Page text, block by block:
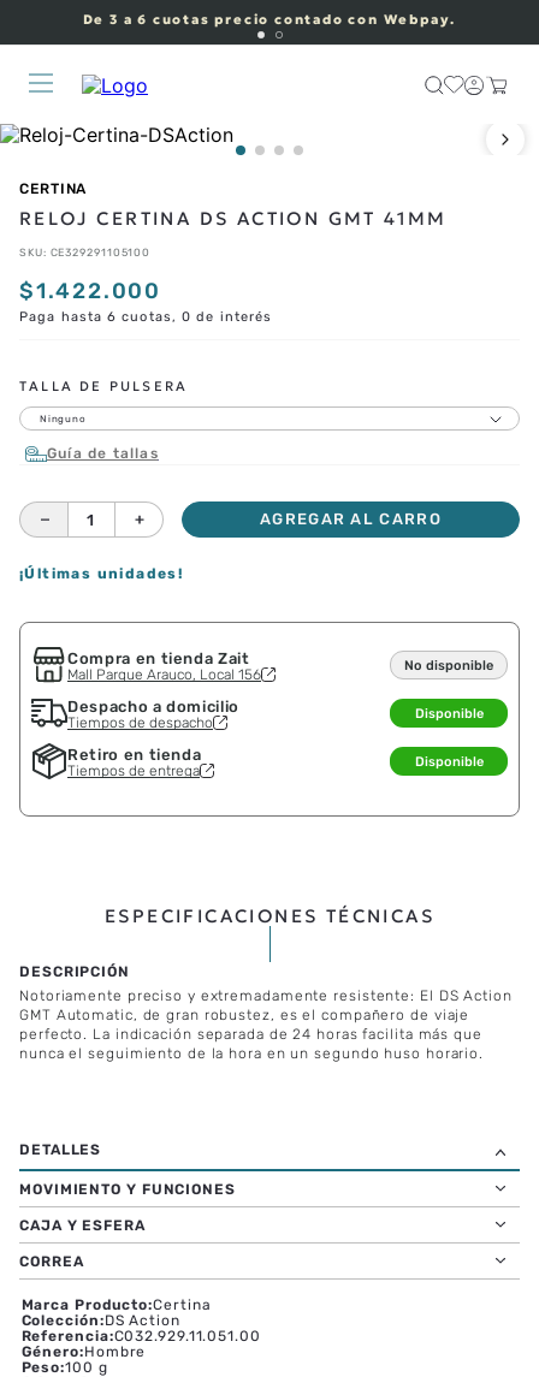
De 3 a 6 cuotas precio contado con Webpay.
CERTINA
RELOJ CERTINA DS ACTION GMT 41MM
SKU: CE329291105100
$1.422.000
Paga hasta 6 cuotas, 0 de interés
TALLA DE PULSERA
Ninguno
Guía de tallas
＋
－ AGREGAR AL CARRO
¡Últimas unidades!
Compra en tienda Zait
Mall Parque Arauco, Local 156
No disponible
Despacho a domicilio
Tiempos de despacho
Disponible
Retiro en tienda
Tiempos de entrega
Disponible
ESPECIFICACIONES TÉCNICAS
Notoriamente preciso y extremadamente resistente: El DS Action
GMT Automatic, de gran robustez, es el compañero de viaje
perfecto. La indicación separada de 24 horas facilita más que
nunca el seguimiento de la hora en un segundo huso horario.
MOVIMIENTO Y FUNCIONES
CAJA Y ESFERA
CORREA
Marca Producto:Certina
Colección:DS Action
Referencia:C032.929.11.051.00
Género:Hombre
Peso:100 g